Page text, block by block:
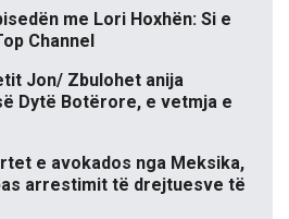
me Lori Hoxhën: Si e
Channel
Jon/ Zbulohet anija
Dytë Botërore, e vetmja e
e avokados nga Meksika,
arrestimit të drejtuesve të